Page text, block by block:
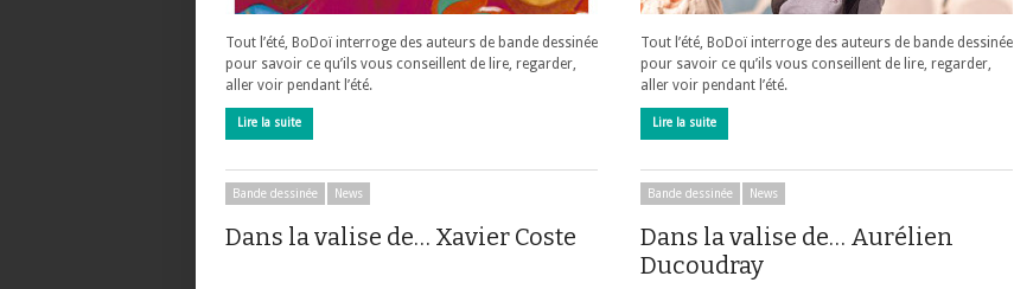
Tout l’été, BoDoï interroge des auteurs de bande dessinée
pour savoir ce qu’ils vous conseillent de lire, regarder,
aller voir pendant l’été.
Lire la suite
Tout l’été, BoDoï interroge des auteurs de bande dessinée
pour savoir ce qu’ils vous conseillent de lire, regarder,
aller voir pendant l’été.
Lire la suite
Bande dessinée News
Dans la valise de… Xavier Coste
Bande dessinée News
Dans la valise de… Aurélien
Ducoudray